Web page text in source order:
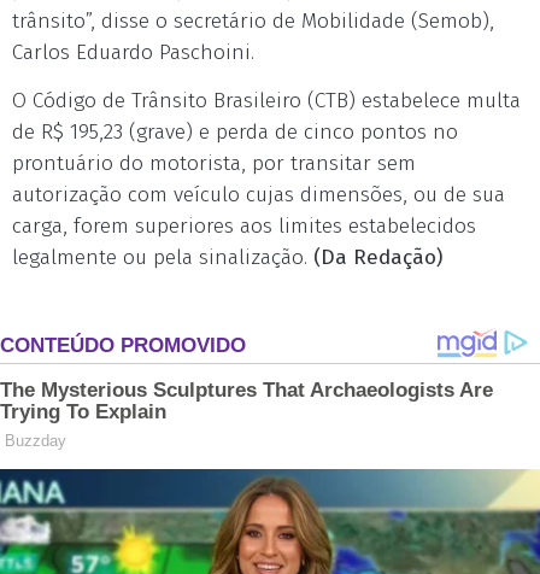
trânsito”, disse o secretário de Mobilidade (Semob),
Carlos Eduardo Paschoini.
O Código de Trânsito Brasileiro (CTB) estabelece multa
de R$ 195,23 (grave) e perda de cinco pontos no
prontuário do motorista, por transitar sem
autorização com veículo cujas dimensões, ou de sua
carga, forem superiores aos limites estabelecidos
legalmente ou pela sinalização. (Da Redação)